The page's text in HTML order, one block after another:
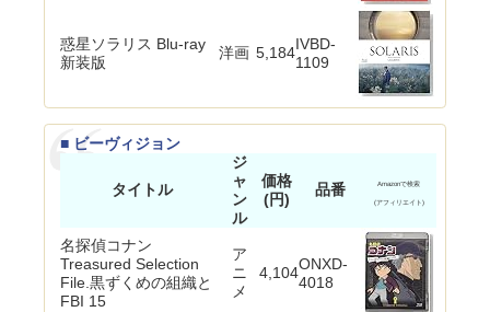
惑星ソラリス Blu-ray
新装版
洋画 5,184IVBD-
1109
■ ビーヴィジョン
タイトル
ジ
ャ
ン
ル
価格
(円)
品番 Amazonで検索
(アフィリエイト)
名探偵コナン
Treasured Selection
File.黒ずくめの組織と
FBI 15
ア
ニ
メ
4,104ONXD-
4018